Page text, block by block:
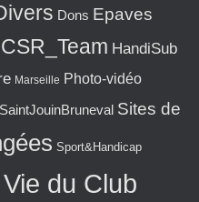
Dons Epaves
HandiSub
Marseille Photo-vidéo
SaintJouinBruneval Sites de
Sport&Handicap
Vie du Club